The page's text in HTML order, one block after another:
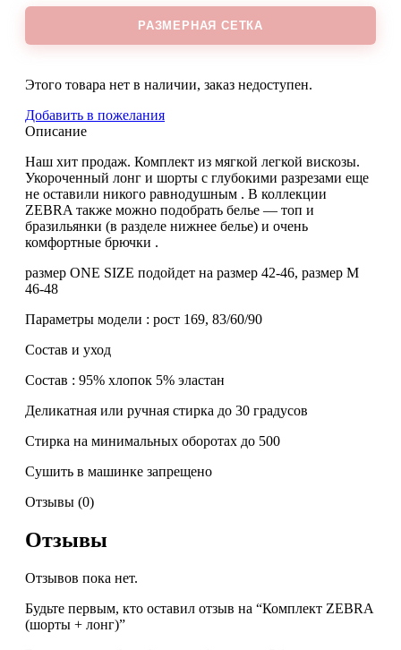
РАЗМЕРНАЯ СЕТКА
Этого товара нет в наличии, заказ недоступен.
Добавить в пожелания
Описание
Наш хит продаж. Комплект из мягкой легкой вискозы.
Укороченный лонг и шорты с глубокими разрезами еще
не оставили никого равнодушным . В коллекции
ZEBRA также можно подобрать белье — топ и
бразильянки (в разделе нижнее белье) и очень
комфортные брючки .
размер ONE SIZE подойдет на размер 42-46, размер М
46-48
Параметры модели : рост 169, 83/60/90
Состав и уход
Состав : 95% хлопок 5% эластан
Деликатная или ручная стирка до 30 градусов
Стирка на минимальных оборотах до 500
Сушить в машинке запрещено
Отзывы (0)
Отзывы
Отзывов пока нет.
Будьте первым, кто оставил отзыв на “Комплект ZEBRA
(шорты + лонг)”